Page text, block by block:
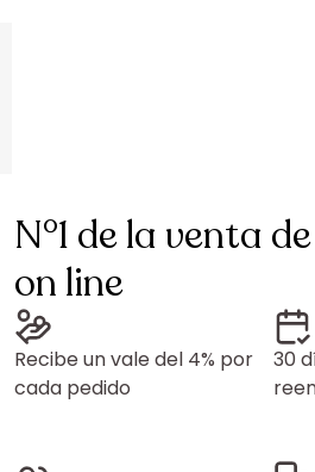
N°1 de la venta
on line
Recibe un vale del 4% por
cada pedido
30